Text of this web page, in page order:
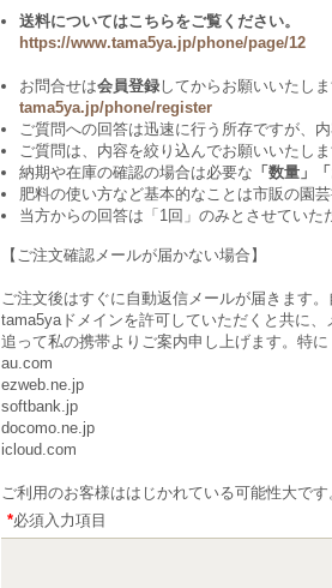
送料についてはこちらをご覧ください。
https://www.tama5ya.jp/phone/page/12
お問合せは会員登録 してからお願いいたし
tama5ya.jp/phone/register
ご質問への回答は迅速に行う所存ですが、
ご質問は、内容を絞り込んでお願いいたしま
納期や在庫の確認の場合は必要な 「数量」
肥料の使い方など基本的なことは市販の園
当方からの回答は「1回」のみとさせていた
【ご注文確認メールが届かない場合】
ご注文後はすぐに自動返信メールが届きます
tama5yaドメインを許可していただくと共に
追って私の携帯よりご案内申し上げます。特に
au.com
ezweb.ne.jp
softbank.jp
docomo.ne.jp
icloud.com
ご利用のお客様ははじかれている可能性大で
*必須入力項目